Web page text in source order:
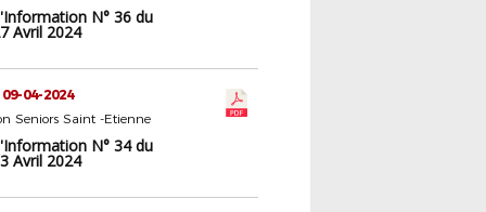
N° 36 du
Avril 2024
04-2024
Seniors Saint -Etienne
N° 34 du
Avril 2024